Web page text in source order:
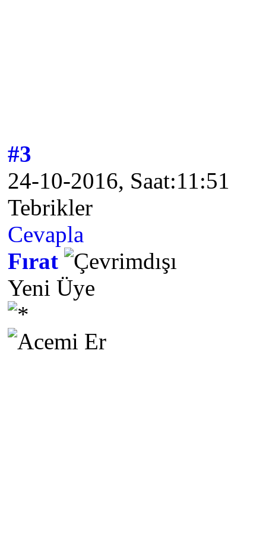
#3
24-10-2016, Saat:11:51
Tebrikler
Cevapla
Fırat
Yeni Üye